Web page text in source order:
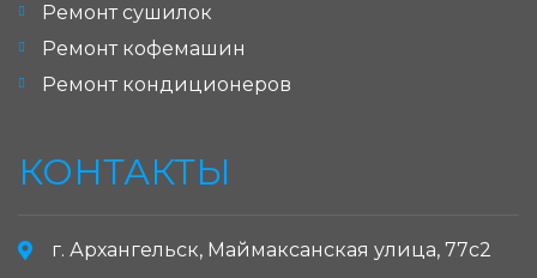
Ремонт сушилок
Ремонт кофемашин
Ремонт кондиционеров
КОНТАКТЫ
г. Архангельск, Маймаксанская улица, 77с2